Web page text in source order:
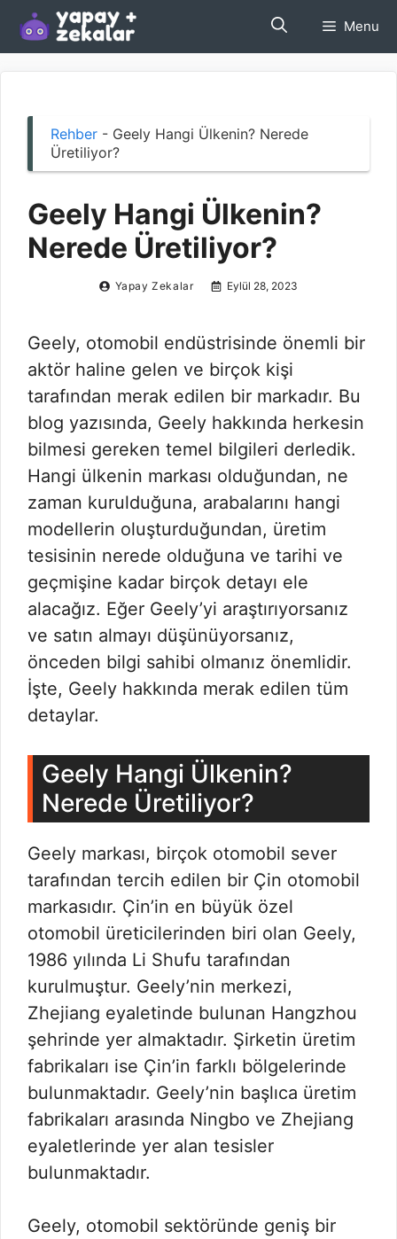
İçeriğe
atla
Menu
Rehber - Geely Hangi Ülkenin? Nerede
Üretiliyor?
Geely Hangi Ülkenin?
Nerede Üretiliyor?
Yapay Zekalar Eylül 28, 2023
Geely, otomobil endüstrisinde önemli bir
aktör haline gelen ve birçok kişi
tarafından merak edilen bir markadır. Bu
blog yazısında, Geely hakkında herkesin
bilmesi gereken temel bilgileri derledik.
Hangi ülkenin markası olduğundan, ne
zaman kurulduğuna, arabalarını hangi
modellerin oluşturduğundan, üretim
tesisinin nerede olduğuna ve tarihi ve
geçmişine kadar birçok detayı ele
alacağız. Eğer Geely’yi araştırıyorsanız
ve satın almayı düşünüyorsanız,
önceden bilgi sahibi olmanız önemlidir.
İşte, Geely hakkında merak edilen tüm
detaylar.
Geely Hangi Ülkenin?
Nerede Üretiliyor?
Geely markası, birçok otomobil sever
tarafından tercih edilen bir Çin otomobil
markasıdır. Çin’in en büyük özel
otomobil üreticilerinden biri olan Geely,
1986 yılında Li Shufu tarafından
kurulmuştur. Geely’nin merkezi,
Zhejiang eyaletinde bulunan Hangzhou
şehrinde yer almaktadır. Şirketin üretim
fabrikaları ise Çin’in farklı bölgelerinde
bulunmaktadır. Geely’nin başlıca üretim
fabrikaları arasında Ningbo ve Zhejiang
eyaletlerinde yer alan tesisler
bulunmaktadır.
Geely, otomobil sektöründe geniş bir